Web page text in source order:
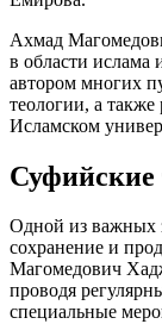
Ахмад
в области ислама
автором многих
теологии, а также
Исламском
Суфийские
Одной из важных
сохранение и
Магомедович
проводя
специальные